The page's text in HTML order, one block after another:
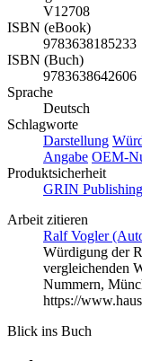
V12708
ISBN (eBook)
9783638185233
ISBN (Buch)
9783638642606
Sprache
Deutsch
Schlagworte
Darstellung
Angabe OEM-
Produktsicherheit
GRIN
Arbeit zitieren
Ralf Vogler
Würdigung der
vergleichenden
Nummern,
https://
Blick ins Buch